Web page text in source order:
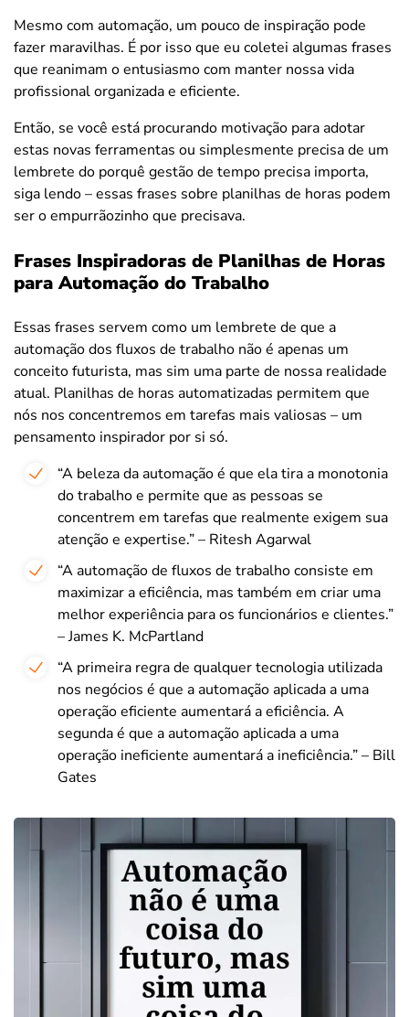
Mesmo com automação, um pouco de inspiração pode
fazer maravilhas. É por isso que eu coletei algumas frases
que reanimam o entusiasmo com manter nossa vida
profissional organizada e eficiente.
Então, se você está procurando motivação para adotar
estas novas ferramentas ou simplesmente precisa de um
lembrete do porquê gestão de tempo precisa importa,
siga lendo – essas frases sobre planilhas de horas podem
ser o empurrãozinho que precisava.
Frases Inspiradoras de Planilhas de Horas
para Automação do Trabalho
Essas frases servem como um lembrete de que a
automação dos fluxos de trabalho não é apenas um
conceito futurista, mas sim uma parte de nossa realidade
atual. Planilhas de horas automatizadas permitem que
nós nos concentremos em tarefas mais valiosas – um
pensamento inspirador por si só.
“A beleza da automação é que ela tira a monotonia
do trabalho e permite que as pessoas se
concentrem em tarefas que realmente exigem sua
atenção e expertise.” – Ritesh Agarwal
“A automação de fluxos de trabalho consiste em
maximizar a eficiência, mas também em criar uma
melhor experiência para os funcionários e clientes.”
– James K. McPartland
“A primeira regra de qualquer tecnologia utilizada
nos negócios é que a automação aplicada a uma
operação eficiente aumentará a eficiência. A
segunda é que a automação aplicada a uma
operação ineficiente aumentará a ineficiência.” – Bill
Gates